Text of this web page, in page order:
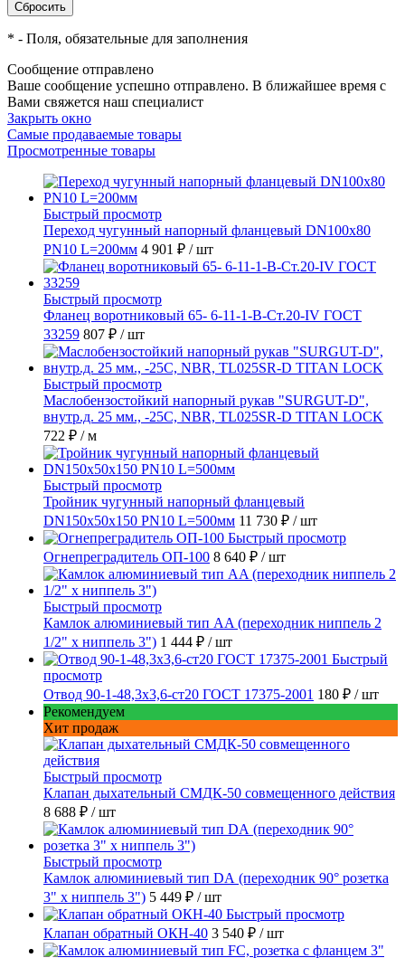
* - Поля, обязательные для заполнения
Сообщение отправлено
Ваше сообщение успешно отправлено. В ближайшее время с
Вами свяжется наш специалист
Закрыть окно
Самые продаваемые товары
Просмотренные товары
Быстрый просмотр
Переход чугунный напорный фланцевый DN100х80
PN10 L=200мм 4 901 ₽ / шт
Быстрый просмотр
Фланец воротниковый 65- 6-11-1-B-Ст.20-IV ГОСТ
33259 807 ₽ / шт
Быстрый просмотр
Маслобензостойкий напорный рукав "SURGUT-D",
внутр.д. 25 мм., -25C, NBR, TL025SR-D TITAN LOCK
722 ₽ / м
Быстрый просмотр
Тройник чугунный напорный фланцевый
DN150х50х150 PN10 L=500мм 11 730 ₽ / шт
Быстрый просмотр
Огнепреградитель ОП-100 8 640 ₽ / шт
Быстрый просмотр
Камлок алюминиевый тип AA (переходник ниппель 2
1/2" х ниппель 3") 1 444 ₽ / шт
Быстрый
просмотр
Отвод 90-1-48,3х3,6-ст20 ГОСТ 17375-2001 180 ₽ / шт
Рекомендуем
Хит продаж
Быстрый просмотр
Клапан дыхательный СМДК-50 совмещенного действия
8 688 ₽ / шт
Быстрый просмотр
Камлок алюминиевый тип DА (переходник 90° розетка
3" х ниппель 3") 5 449 ₽ / шт
Быстрый просмотр
Клапан обратный ОКН-40 3 540 ₽ / шт